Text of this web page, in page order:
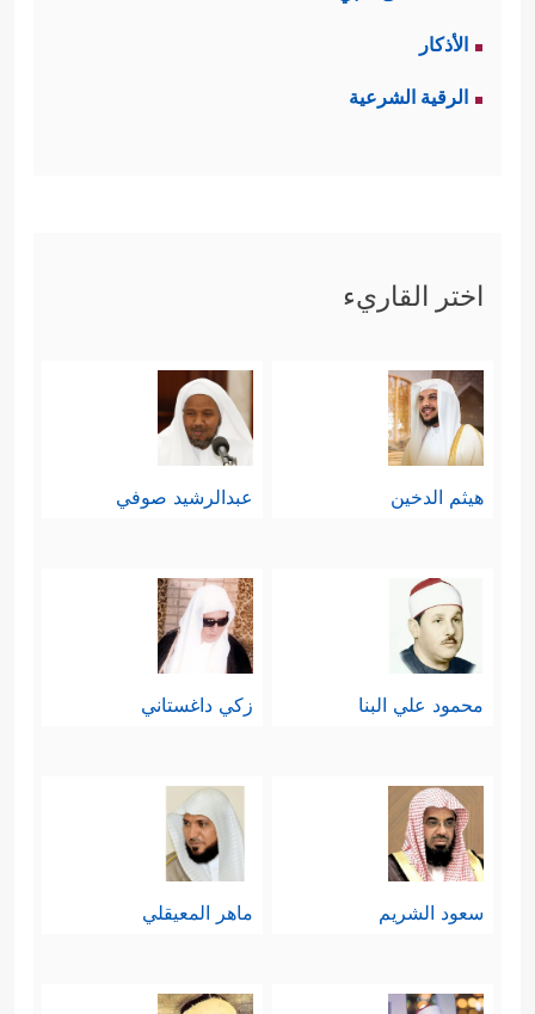
الأذكار
الرقية الشرعية
اختر القاريء
هيثم الدخين عبدالرشيد صوفي
محمود علي البنا زكي داغستاني
سعود الشريم ماهر المعيقلي